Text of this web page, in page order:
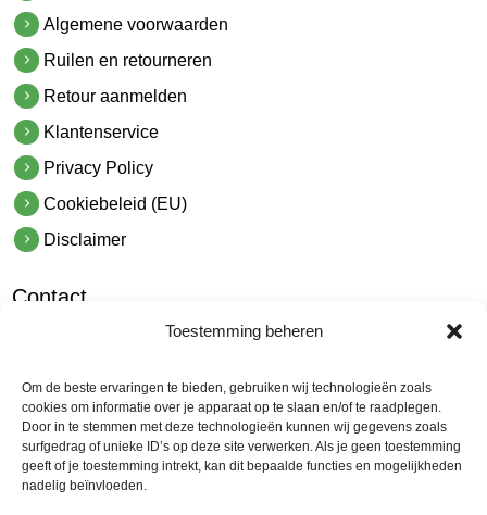
Toestemming beheren
Om de beste ervaringen te bieden, gebruiken wij technologieën zoals
cookies om informatie over je apparaat op te slaan en/of te raadplegen.
Door in te stemmen met deze technologieën kunnen wij gegevens zoals
surfgedrag of unieke ID’s op deze site verwerken. Als je geen toestemming
geeft of je toestemming intrekt, kan dit bepaalde functies en mogelijkheden
nadelig beïnvloeden.
Algemene voorwaarden
Ruilen en retourneren
Retour aanmelden
Klantenservice
Privacy Policy
Cookiebeleid (EU)
Disclaimer
Contact
t.0228 53 00 40
e.info@hetindustriehuis.com
KVK 51483904
BTW NL850044522B01